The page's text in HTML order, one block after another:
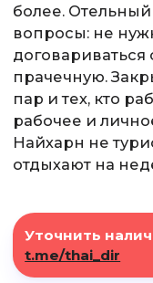
более.
вопросы: не
прачечную.
пар и тех, кто
рабочее и
Найхарн не
отдыхают на
Уточнить
t.me/thai_dir